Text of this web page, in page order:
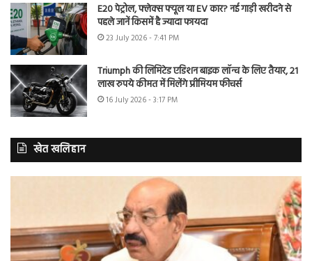
E20 पेट्रोल, फ्लेक्स फ्यूल या EV कार? नई गाड़ी खरीदने से
पहले जानें किसमें है ज्यादा फायदा
23 July 2026 - 7:41 PM
Triumph की लिमिटेड एडिशन बाइक लॉन्च के लिए तैयार, 21
लाख रुपये कीमत में मिलेंगे प्रीमियम फीचर्स
16 July 2026 - 3:17 PM
खेत खलिहान